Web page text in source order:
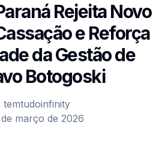
Rejeita Novo
e Reforça
da Gestão de
Botogoski
temtudoinfinity
de março de 2026